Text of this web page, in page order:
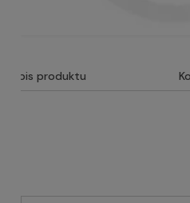
Opis produktu